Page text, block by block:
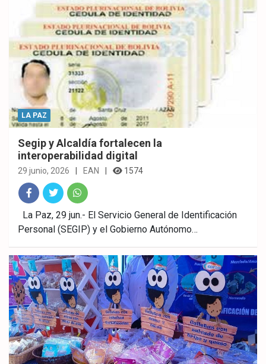
LA PAZ
Segip y Alcaldía fortalecen la
interoperabilidad digital
29 junio, 2026 EAN 1574
Fac
ebo
ok
Twitt
er
What
sAp
p
La Paz, 29 jun.- El Servicio General de Identificación
Personal (SEGIP) y el Gobierno Autónomo…